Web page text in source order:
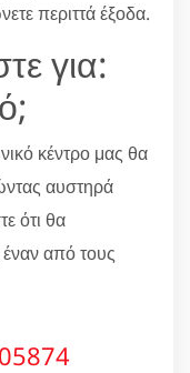
περιττά έξοδα.
για:
κέντρο μας θα
αυστηρά
ότι θα
έναν από τους